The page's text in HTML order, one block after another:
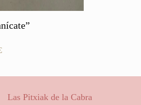
Rango
hasta
Las Pitxiak de la Cabra